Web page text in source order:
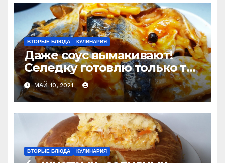
ВТОРЫЕ БЛЮДА КУЛИНАРИЯ
Даже соус вымакивают!
Селедку готовлю только так
и не покупаю готовую
МАЙ 10, 2021
ВТОРЫЕ БЛЮДА КУЛИНАРИЯ